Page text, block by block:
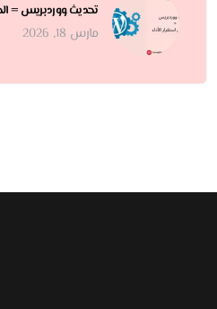
تحديث ووردبريس =
مارس 18, 2026